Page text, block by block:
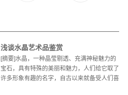
浅谈水晶艺术品鉴赏
[摘要]水晶，一种晶莹剔透、充满神秘魅力的
宝石，具有特殊的美丽和魅力，人们给它取了
许多形象有趣的名字，自古以来就备受人们喜